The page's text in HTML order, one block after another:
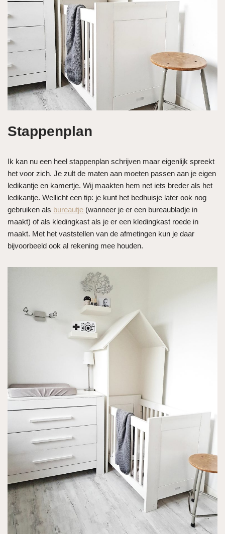
Stappenplan
Ik kan nu een heel stappenplan schrijven maar eigenlijk spreekt
het voor zich. Je zult de maten aan moeten passen aan je eigen
ledikantje en kamertje. Wij maakten hem net iets breder als het
ledikantje. Wellicht een tip: je kunt het bedhuisje later ook nog
gebruiken als bureautje (wanneer je er een bureaubladje in
maakt) of als kledingkast als je er een kledingkast roede in
maakt. Met het vaststellen van de afmetingen kun je daar
bijvoorbeeld ook al rekening mee houden.